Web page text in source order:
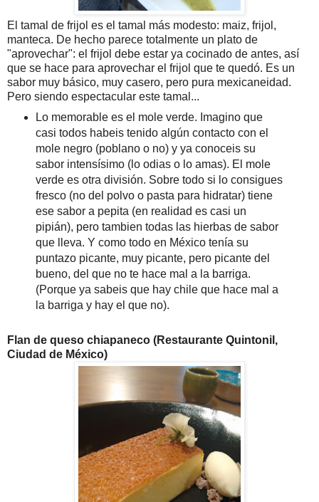
El tamal de frijol es el tamal más modesto: maiz, frijol,
manteca. De hecho parece totalmente un plato de
"aprovechar": el frijol debe estar ya cocinado de antes, así
que se hace para aprovechar el frijol que te quedó. Es un
sabor muy básico, muy casero, pero pura mexicaneidad.
Pero siendo espectacular este tamal...
Lo memorable es el mole verde. Imagino que
casi todos habeis tenido algún contacto con el
mole negro (poblano o no) y ya conoceis su
sabor intensísimo (lo odias o lo amas). El mole
verde es otra división. Sobre todo si lo consigues
fresco (no del polvo o pasta para hidratar) tiene
ese sabor a pepita (en realidad es casi un
pipián), pero tambien todas las hierbas de sabor
que lleva. Y como todo en México tenía su
puntazo picante, muy picante, pero picante del
bueno, del que no te hace mal a la barriga.
(Porque ya sabeis que hay chile que hace mal a
la barriga y hay el que no).
Flan de queso chiapaneco (Restaurante Quintonil,
Ciudad de México)